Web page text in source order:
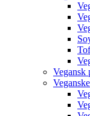
Vegansk